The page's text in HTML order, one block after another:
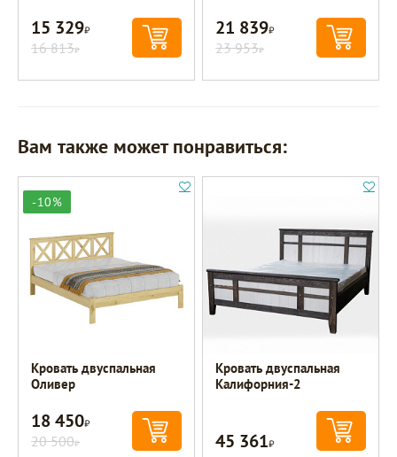
15 329Р
16 813Р
21 839Р
23 953Р
Вам также может понравиться:
-10%
Кровать двуспальная
Оливер
18 450Р
20 500Р
Кровать двуспальная
Калифорния-2
45 361Р